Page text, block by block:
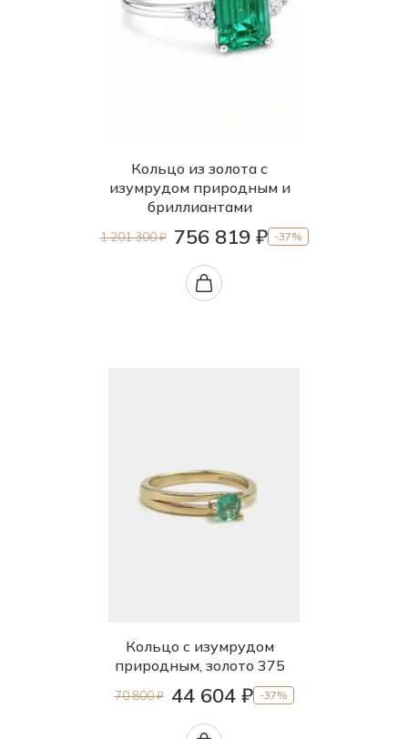
Кольцо из золота с
изумрудом природным и
бриллиантами
1 201 300 ₽ 756 819 ₽ -37%
Кольцо с изумрудом
природным, золото 375
70 800 ₽ 44 604 ₽ -37%